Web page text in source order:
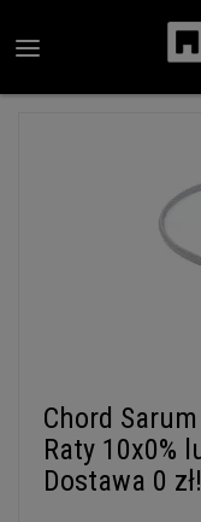
Chord
Raty 10x0%
Dostawa 0 zł!